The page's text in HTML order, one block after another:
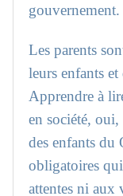
gouvernement.
Les parents
leurs enfants
Apprendre à
en société,
des enfants du
obligatoires
attentes ni aux